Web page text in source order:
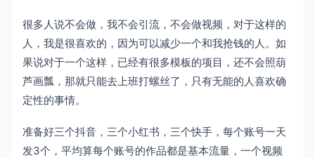
很多人说不会做，我不会引流，不会做视频，对于这样的
人，我是很喜欢的，因为可以减少一个和我抢钱的人。如
果说对于一个这样，已经有很多模板的项目，还不会照葫
芦画瓢，那就只能去上班打螺丝了，只有无能的人喜欢确
定性的事情。
准备好三个抖音，三个小红书，三个快手，每个账号一天
发3个，平均算每个账号的作品都是基本流量，一个视频